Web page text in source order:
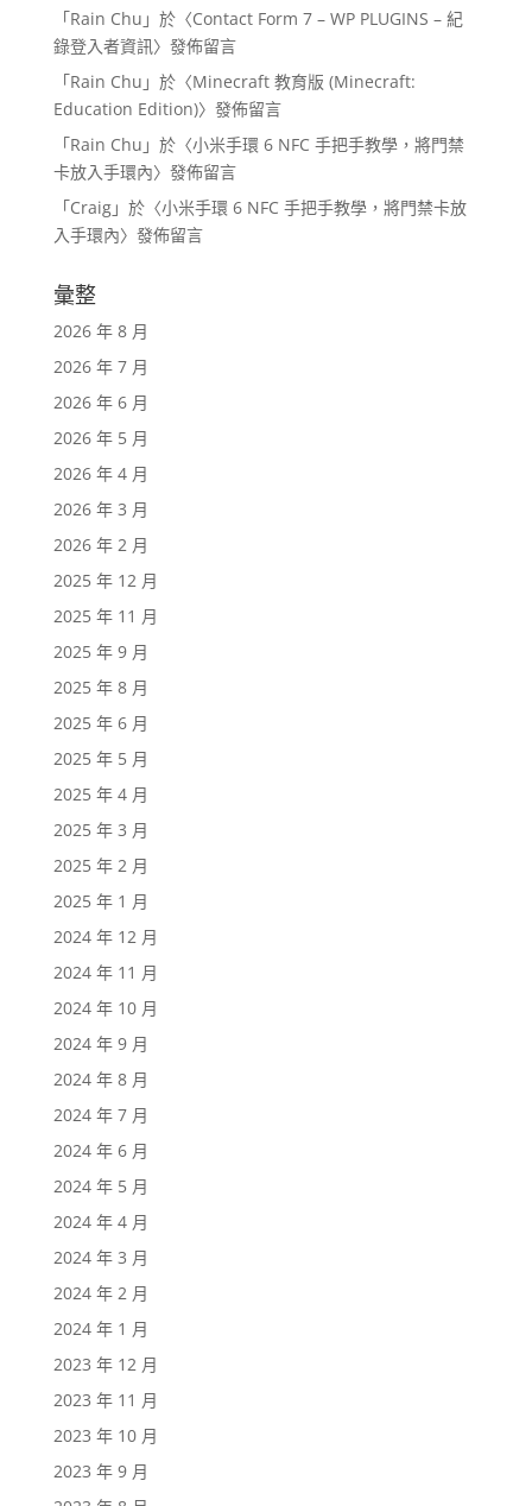
「Rain Chu 」於〈Contact Form 7 – WP PLUGINS – 紀
錄登入者資訊〉發佈留言
「Rain Chu 」於〈Minecraft 教育版 (Minecraft:
Education Edition)〉發佈留言
「Rain Chu 」於〈小米手環 6 NFC 手把手教學，將門禁
卡放入手環內〉發佈留言
「Craig」於〈小米手環 6 NFC 手把手教學，將門禁卡放
入手環內〉發佈留言
彙整
2026 年 8 月
2026 年 7 月
2026 年 6 月
2026 年 5 月
2026 年 4 月
2026 年 3 月
2026 年 2 月
2025 年 12 月
2025 年 11 月
2025 年 9 月
2025 年 8 月
2025 年 6 月
2025 年 5 月
2025 年 4 月
2025 年 3 月
2025 年 2 月
2025 年 1 月
2024 年 12 月
2024 年 11 月
2024 年 10 月
2024 年 9 月
2024 年 8 月
2024 年 7 月
2024 年 6 月
2024 年 5 月
2024 年 4 月
2024 年 3 月
2024 年 2 月
2024 年 1 月
2023 年 12 月
2023 年 11 月
2023 年 10 月
2023 年 9 月